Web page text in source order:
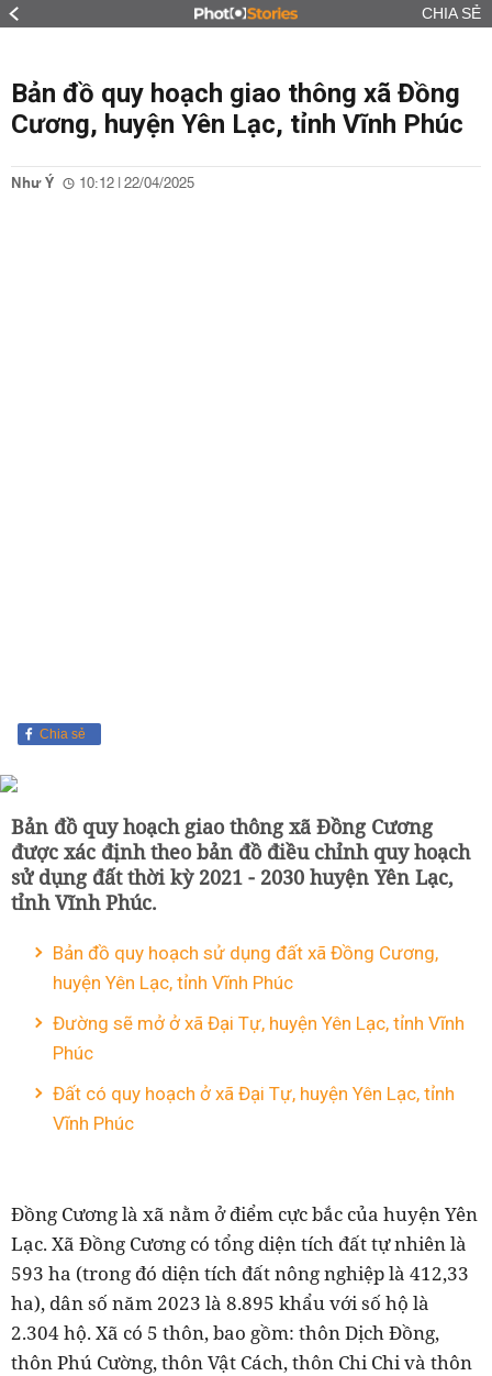
CHIA SẺ
Bản đồ quy hoạch giao thông xã Đồng
Cương, huyện Yên Lạc, tỉnh Vĩnh Phúc
Như Ý 10:12 | 22/04/2025
Chia sẻ
Bản đồ quy hoạch giao thông xã Đồng Cương
được xác định theo bản đồ điều chỉnh quy hoạch
sử dụng đất thời kỳ 2021 - 2030 huyện Yên Lạc,
tỉnh Vĩnh Phúc.
Bản đồ quy hoạch sử dụng đất xã Đồng Cương,
huyện Yên Lạc, tỉnh Vĩnh Phúc
Đường sẽ mở ở xã Đại Tự, huyện Yên Lạc, tỉnh Vĩnh
Phúc
Đất có quy hoạch ở xã Đại Tự, huyện Yên Lạc, tỉnh
Vĩnh Phúc
Đồng Cương là xã nằm ở điểm cực bắc của huyện Yên
Lạc. Xã Đồng Cương có tổng diện tích đất tự nhiên là
593 ha (trong đó diện tích đất nông nghiệp là 412,33
ha), dân số năm 2023 là 8.895 khẩu với số hộ là
2.304 hộ. Xã có 5 thôn, bao gồm: thôn Dịch Đồng,
thôn Phú Cường, thôn Vật Cách, thôn Chi Chi và thôn